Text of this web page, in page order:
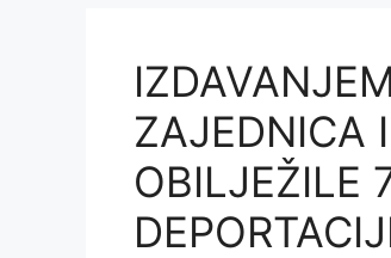
ZAJEDNICA
OBILJEŽILE